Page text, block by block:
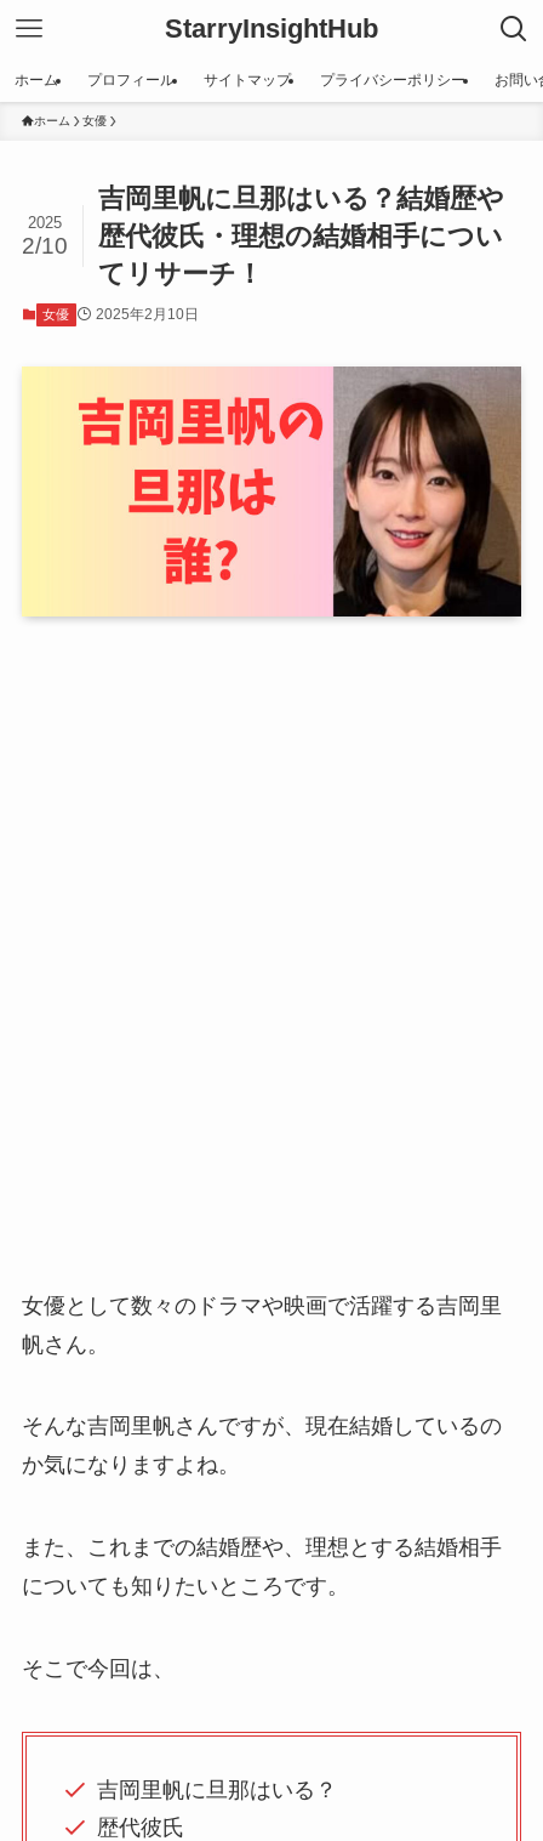
StarryInsightHub
ホーム プロフィール サイトマップ プライバシーポリシー お問い
ホーム 女優
吉岡里帆に旦那はいる？結婚歴や
歴代彼氏・理想の結婚相手につい
てリサーチ！
2025
2/10
女優 2025年2月10日
女優として数々のドラマや映画で活躍する吉岡里
帆さん。
そんな吉岡里帆さんですが、現在結婚しているの
か気になりますよね。
また、これまでの結婚歴や、理想とする結婚相手
についても知りたいところです。
そこで今回は、
吉岡里帆に旦那はいる？
歴代彼氏